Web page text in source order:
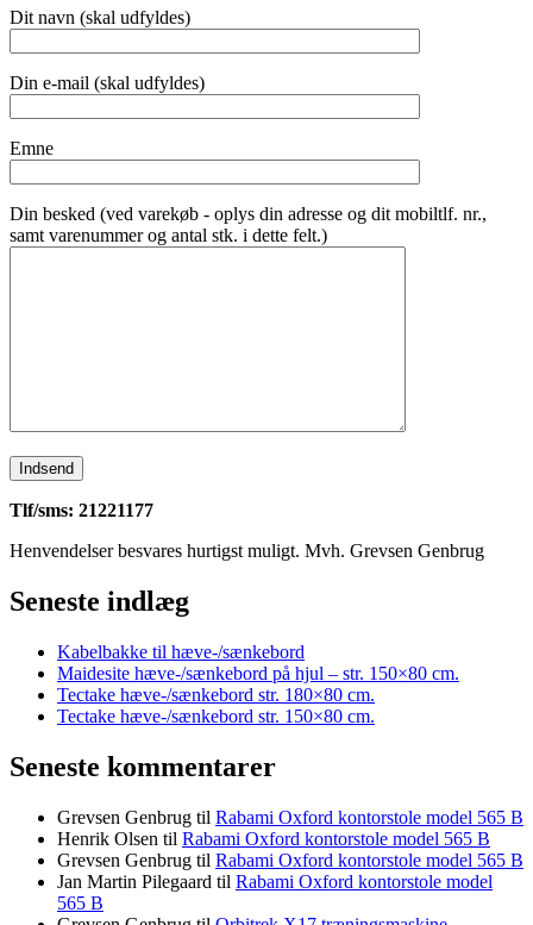
Dit navn (skal udfyldes)
Din e-mail (skal udfyldes)
Emne
Din besked (ved varekøb - oplys din adresse og dit mobiltlf. nr.,
samt varenummer og antal stk. i dette felt.)
Tlf/sms: 21221177
Henvendelser besvares hurtigst muligt. Mvh. Grevsen Genbrug
Seneste indlæg
Kabelbakke til hæve-/sænkebord
Maidesite hæve-/sænkebord på hjul – str. 150×80 cm.
Tectake hæve-/sænkebord str. 180×80 cm.
Tectake hæve-/sænkebord str. 150×80 cm.
Seneste kommentarer
Grevsen Genbrug til Rabami Oxford kontorstole model 565 B
Henrik Olsen til Rabami Oxford kontorstole model 565 B
Grevsen Genbrug til Rabami Oxford kontorstole model 565 B
Jan Martin Pilegaard til Rabami Oxford kontorstole model
565 B